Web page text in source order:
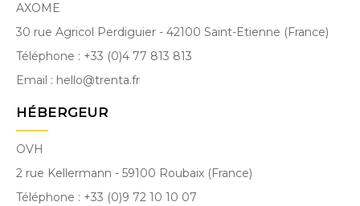
AXOME
30 rue Agricol Perdiguier - 42100 Saint-Etienne (France)
Téléphone : +33 (0)4 77 813 813
Email : hello@trenta.fr
HÉBERGEUR
OVH
2 rue Kellermann - 59100 Roubaix (France)
Téléphone : +33 (0)9 72 10 10 07